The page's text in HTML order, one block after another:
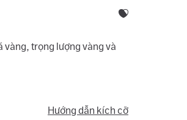
vàng, trọng lượng vàng và
Hướng dẫn kích cỡ